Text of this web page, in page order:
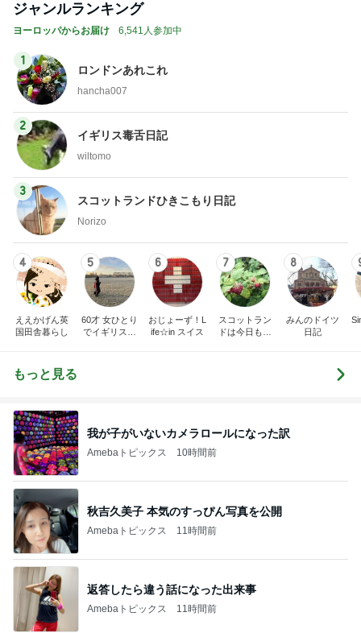
ジャンルランキング
ヨーロッパからお届け 6,541人参加中
1
ロンドンあれこれ
hancha007
2
イギリス毒舌日記
wiltomo
3
スコットランドひきこもり日記
Norizo
4
ええかげん英
国田舎暮らし
5
60才 女ひとり
でイギリスに
6
おじょーず！L
ife☆in スイス
7
スコットラン
ドは今日も曇
8
みんのドイツ
日記
もっと見る
我が子がいないカメラロールになった訳
Amebaトピックス 10時間前
秋吉久美子 本気のすっぴん写真を公開
Amebaトピックス 11時間前
返答したら違う話になった出来事
Amebaトピックス 11時間前